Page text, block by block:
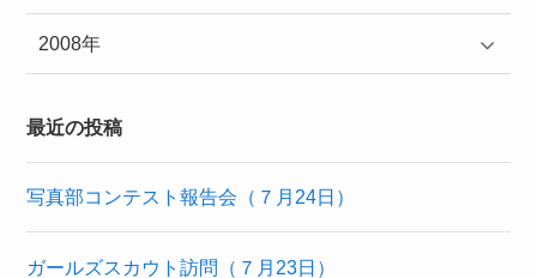
2008年
最近の投稿
写真部コンテスト報告会（７月24日）
ガールズスカウト訪問（７月23日）